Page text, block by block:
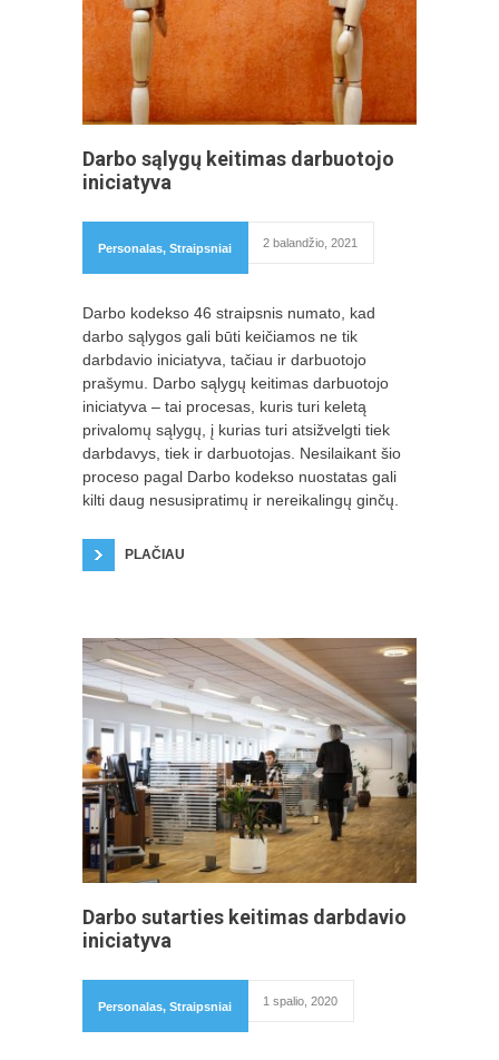
Darbo sąlygų keitimas darbuotojo
iniciatyva
Personalas, Straipsniai 2 balandžio, 2021
Darbo kodekso 46 straipsnis numato, kad
darbo sąlygos gali būti keičiamos ne tik
darbdavio iniciatyva, tačiau ir darbuotojo
prašymu. Darbo sąlygų keitimas darbuotojo
iniciatyva – tai procesas, kuris turi keletą
privalomų sąlygų, į kurias turi atsižvelgti tiek
darbdavys, tiek ir darbuotojas. Nesilaikant šio
proceso pagal Darbo kodekso nuostatas gali
kilti daug nesusipratimų ir nereikalingų ginčų.
PLAČIAU
Darbo sutarties keitimas darbdavio
iniciatyva
Personalas, Straipsniai 1 spalio, 2020